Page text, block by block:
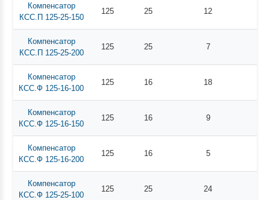
Компенсатор
КСС.П 125-25-150
125 25 12
Компенсатор
КСС.П 125-25-200
125 25 7
Компенсатор
КСС.Ф 125-16-100
125 16 18
Компенсатор
КСС.Ф 125-16-150
125 16 9
Компенсатор
КСС.Ф 125-16-200
125 16 5
Компенсатор
КСС.Ф 125-25-100
125 25 24